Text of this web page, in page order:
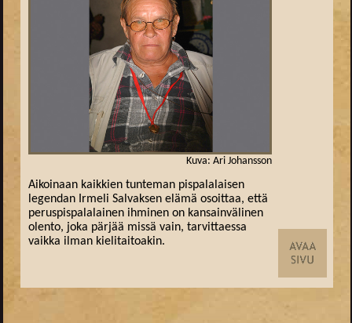
Kuva: Ari Johansson
Aikoinaan kaikkien tunteman pispalalaisen
legendan Irmeli Salvaksen elämä osoittaa, että
peruspispalalainen ihminen on kansainvälinen
olento, joka pärjää missä vain, tarvittaessa
vaikka ilman kielitaitoakin.